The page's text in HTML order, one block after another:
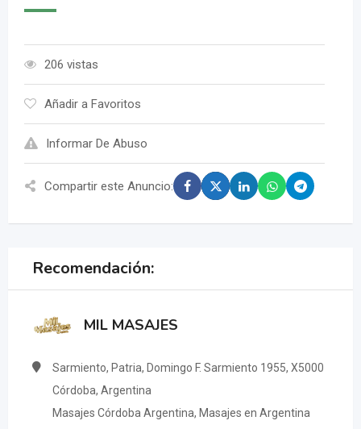
206 vistas
Añadir a Favoritos
Informar De Abuso
Compartir este Anuncio:
Recomendación:
MIL MASAJES
Sarmiento, Patria, Domingo F. Sarmiento 1955, X5000
Córdoba, Argentina
Masajes Córdoba Argentina, Masajes en Argentina